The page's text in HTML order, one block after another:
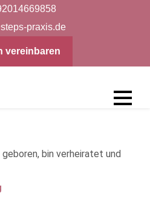
praxis.de
vereinbaren
bin verheiratet und